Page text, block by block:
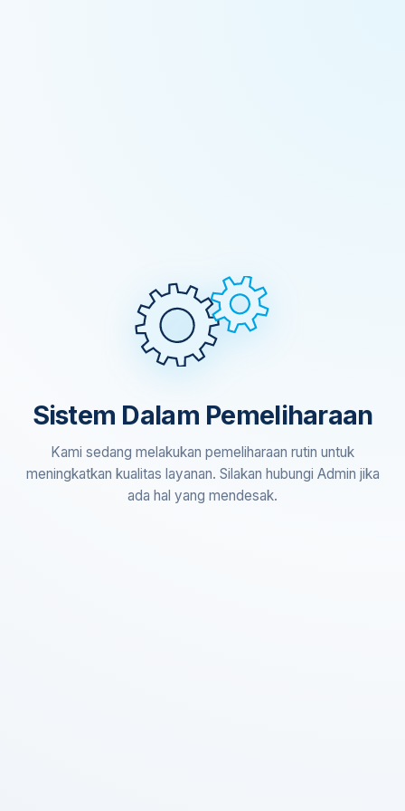
Sistem Dalam Pemeliharaan
Kami sedang melakukan pemeliharaan rutin untuk
meningkatkan kualitas layanan. Silakan hubungi Admin jika
ada hal yang mendesak.